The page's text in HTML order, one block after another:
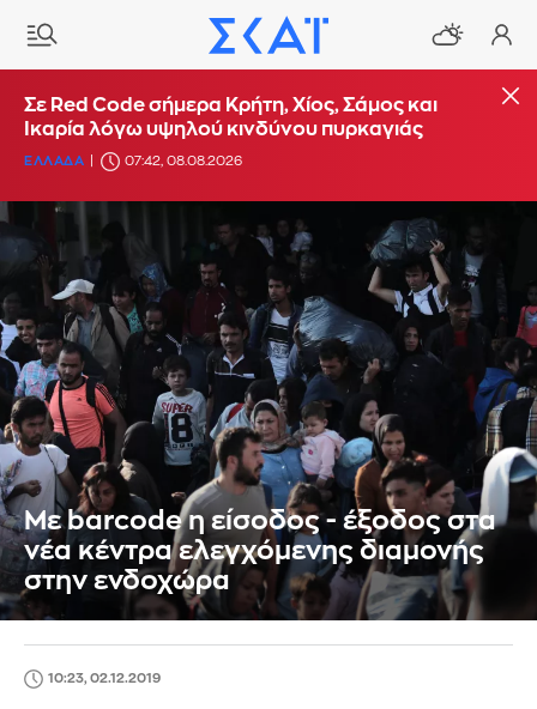
Σε Red Code σήμερα Κρήτη, Χίος, Σάμος και
Ικαρία λόγω υψηλού κινδύνου πυρκαγιάς
ΕΛΛΑΔΑ 07:42, 08.08.2026
Με barcode η είσοδος - έξοδος στα
νέα κέντρα ελεγχόμενης διαμονής
στην ενδοχώρα
10:23, 02.12.2019